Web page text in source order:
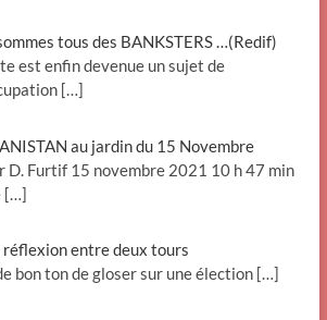
tous des BANKSTERS …(Redif)
est enfin devenue un sujet de
[…]
au jardin du 15 Novembre
D. Furtif 15 novembre 2021 10 h 47 min
[…]
entre deux tours
bon ton de gloser sur une élection […]